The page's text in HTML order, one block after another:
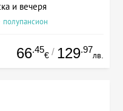
и вечеря
66.45
€ / 129.97
лв.